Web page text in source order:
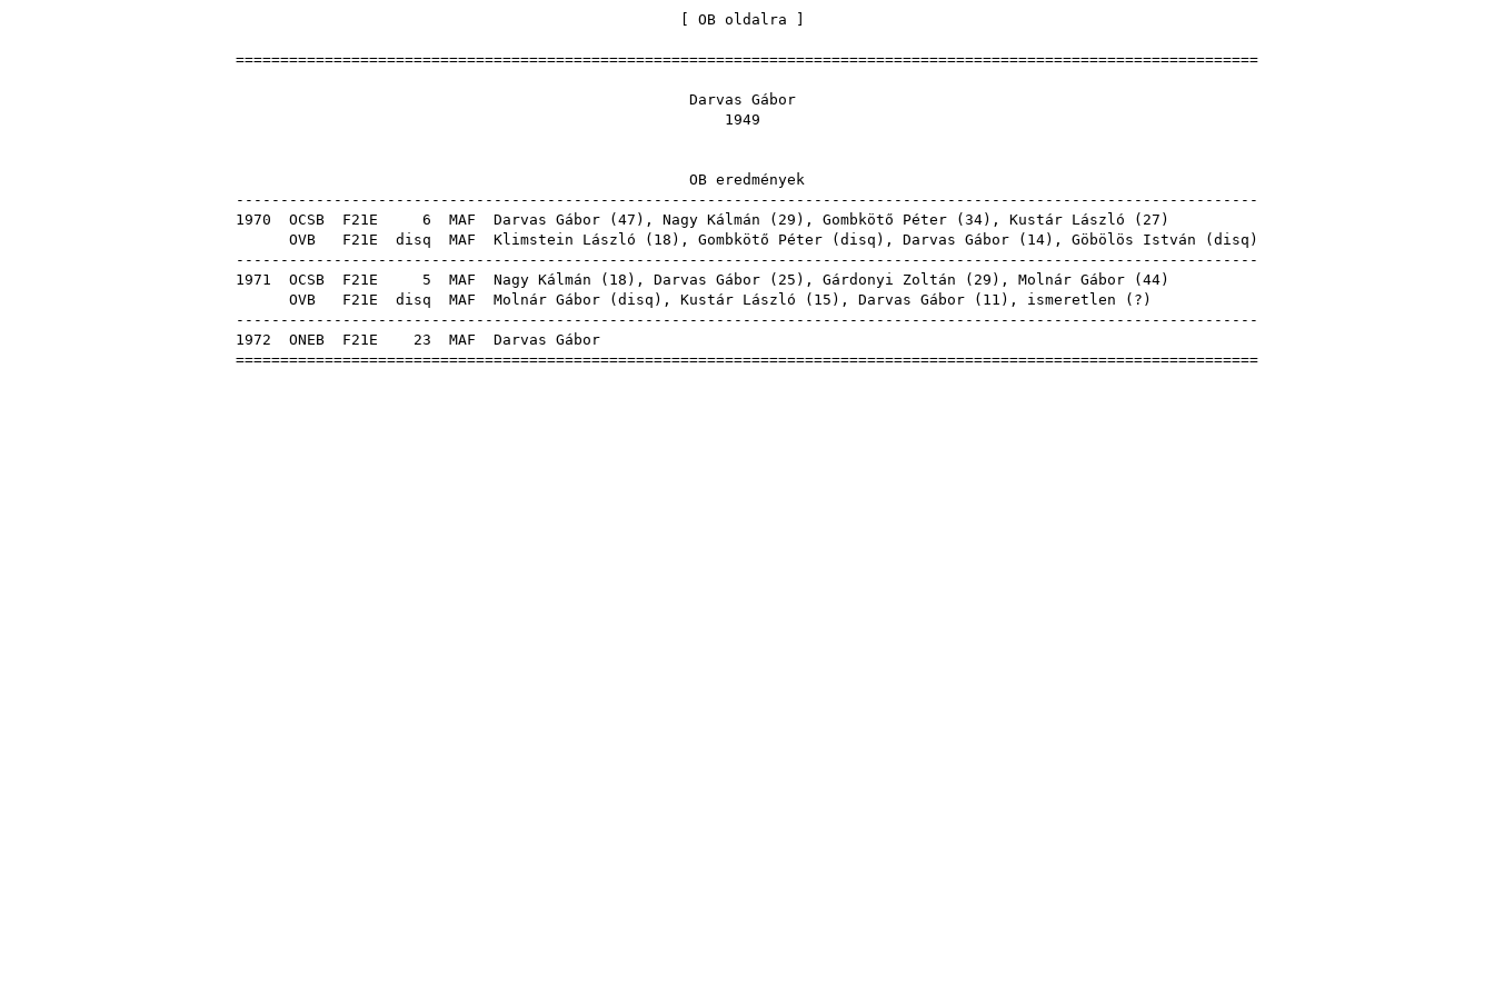
OB oldalra
===================================================================================================================
Darvas Gábor
1949
OB eredmények
-------------------------------------------------------------------------------------------------------------------
1970 OCSB F21E 6 MAF Darvas Gábor ( 47 ), Nagy Kálmán ( 29 ), Gombkötő Péter ( 34), Kustár László ( 27 )
OVB F21E disq MAF Klimstein László ( 18 ), Gombkötő Péter ( disq ), Darvas Gábor ( 14), Göbölös István ( disq )
-------------------------------------------------------------------------------------------------------------------
1971 OCSB F21E 5 MAF Nagy Kálmán ( 18 ), Darvas Gábor ( 25 ), Gárdonyi Zoltán ( 29 ), Molnár Gábor ( 44)
OVB F21E disq MAF Molnár Gábor ( disq ), Kustár László ( 15 ), Darvas Gábor ( 11 ), ismeretlen (?)
-------------------------------------------------------------------------------------------------------------------
1972 ONEB F21E 23 MAF Darvas Gábor
===================================================================================================================